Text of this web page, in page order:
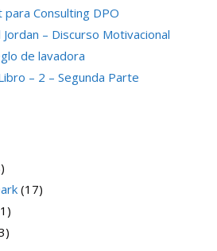
Consulting DPO
Jordan – Discurso Motivacional
de lavadora
– 2 – Segunda Parte
(17)